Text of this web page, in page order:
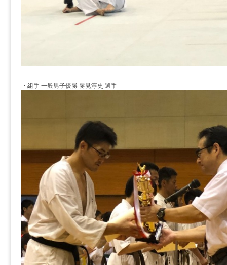
・組手 一般男子優勝 勝見淳史 選手